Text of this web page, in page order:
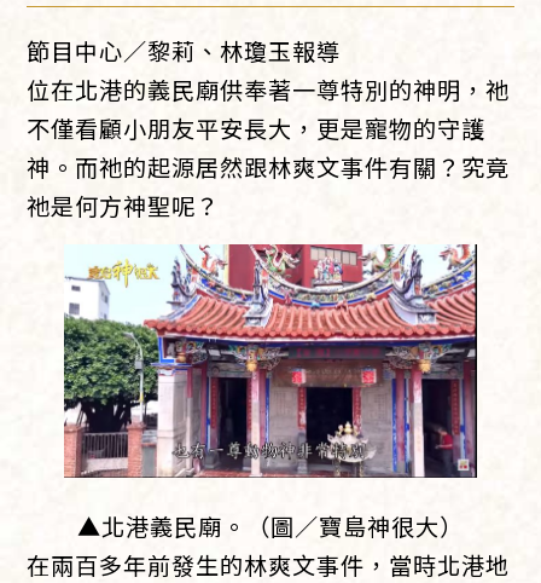
節目中心／黎莉、林瓊玉報導
位在北港的義民廟供奉著一尊特別的神明，祂
不僅看顧小朋友平安長大，更是寵物的守護
神。而祂的起源居然跟林爽文事件有關？究竟
祂是何方神聖呢？
▲北港義民廟。（圖／寶島神很大）
在兩百多年前發生的林爽文事件，當時北港地